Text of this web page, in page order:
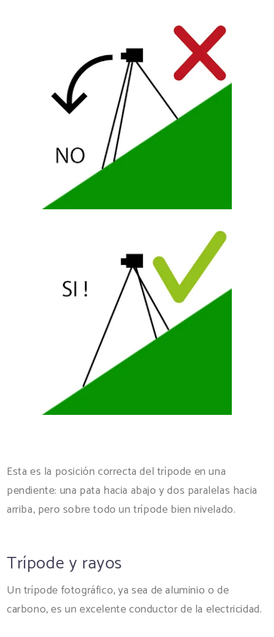
Esta es la posición correcta del trípode en una
pendiente: una pata hacia abajo y dos paralelas hacia
arriba, pero sobre todo un trípode bien nivelado.
Trípode y rayos
Un trípode fotográfico, ya sea de aluminio o de
carbono, es un excelente conductor de la electricidad.